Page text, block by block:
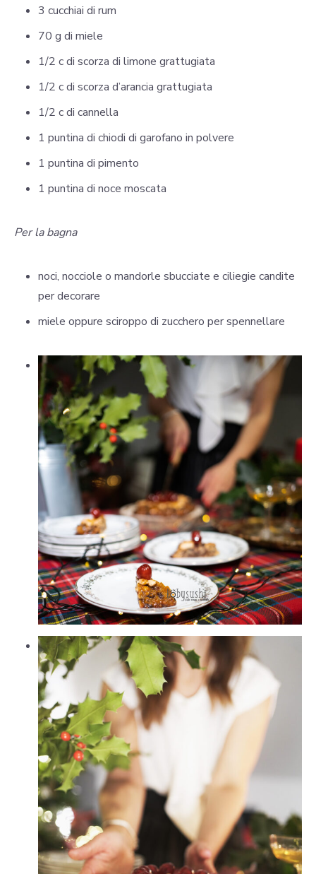
3 cucchiai di rum
70 g di miele
1/2 c di scorza di limone grattugiata
1/2 c di scorza d’arancia grattugiata
1/2 c di cannella
1 puntina di chiodi di garofano in polvere
1 puntina di pimento
1 puntina di noce moscata
Per la bagna
noci, nocciole o mandorle sbucciate e ciliegie candite
per decorare
miele oppure sciroppo di zucchero per spennellare